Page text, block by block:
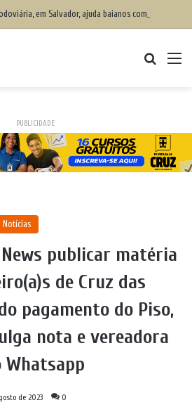
PUBLICIDADE
Notícias
News publicar matéria
de Cruz das
pagamento do Piso,
nota e vereadora
Whatsapp
de 2023 0